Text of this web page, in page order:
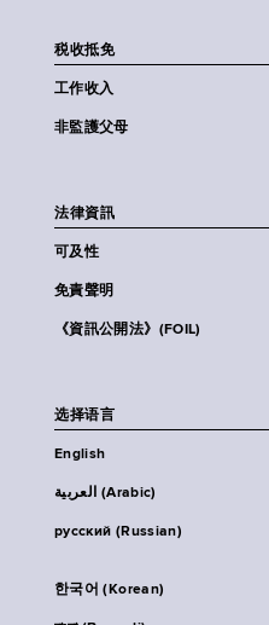
税收抵免
工作收入
非監護父母
法律資訊
可及性
免責聲明
《資訊公開法》(FOIL)
选择语言
English
العربية (Arabic)
русский (Russian)
한국어 (Korean)